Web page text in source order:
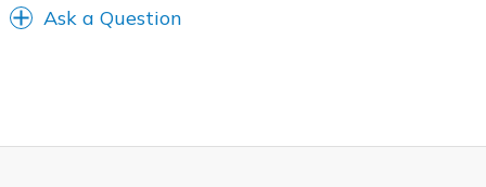
Ask a Question